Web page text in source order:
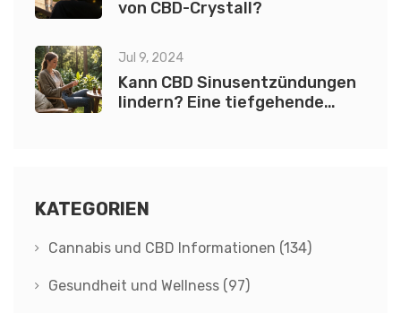
von CBD-Crystall?
Jul 9, 2024
Kann CBD Sinusentzündungen
lindern? Eine tiefgehende
KATEGORIEN
Cannabis und CBD Informationen (134)
Gesundheit und Wellness (97)